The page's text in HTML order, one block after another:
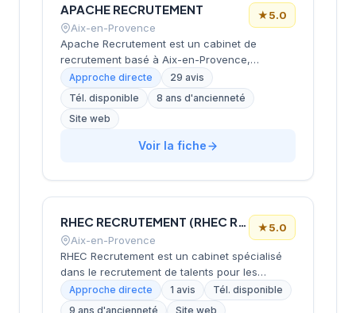
APACHE RECRUTEMENT
Aix-en-Provence
★5.0
Apache Recrutement est un cabinet de
recrutement basé à Aix-en-Provence,
spécialisé dans le secteur de l'expertise
comptable et de la gestion administrative.
Fondé en 2018, il intervient sur les régions
PACA, Occitanie et Rhône-Alpes, proposant
des solutions adaptées aux besoins des
candidats et des entreprises. Le cabinet se
humaine.
Approche directe
29 avis
Tél. disponible
8 ans d'ancienneté
Site web
Voir la fiche
RHEC RECRUTEMENT (RHEC RECRUTEMENT) (RHEC)
Aix-en-Provence
★5.0
RHEC Recrutement est un cabinet spécialisé
dans le recrutement de talents pour les
secteurs de l'expertise comptable, du
commissariat aux comptes, du juridique et de
Approche directe 1 avis
Tél. disponible